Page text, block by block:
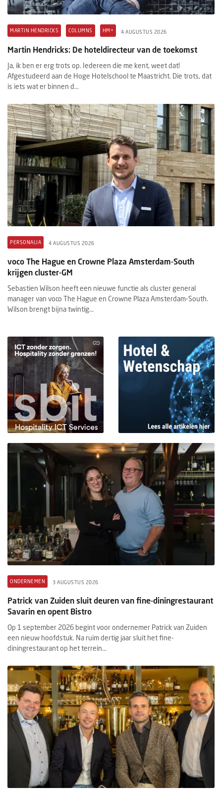
MARTIN HENDRICKS COLUMNS HM+ 4 AUGUSTUS 2026
Martin Hendricks: De hoteldirecteur van de toekomst
Ja, ik ben er erg trots op. Iedereen die me kent, weet dat!
Afgestudeerd aan de Hoge Hotelschool te Maastricht. Die trots, dat
is iets wat er binnen d...
PERSONALIA 4 AUGUSTUS 2026
voco The Hague en Crowne Plaza Amsterdam-South
krijgen cluster-GM
Sebastien Wilson heeft een nieuwe functie als cluster general
manager van voco The Hague en Crowne Plaza Amsterdam-South.
Wilson brengt bijna twintig...
ONDERNEMEN 3 AUGUSTUS 2026
Patrick van Zuiden sluit deuren van fine-diningrestaurant
Savarin en opent Bistro
Op 1 september 2026 begint voor ondernemer Patrick van Zuiden
een nieuw hoofdstuk. Na ruim dertig jaar sluit het fine-
diningrestaurant op het terrein...